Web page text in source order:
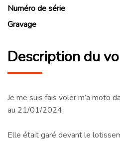
Numéro de série
Gravage
Description du
Je me suis fais voler m’a moto
au 21/01/2024
Elle était garé devant le